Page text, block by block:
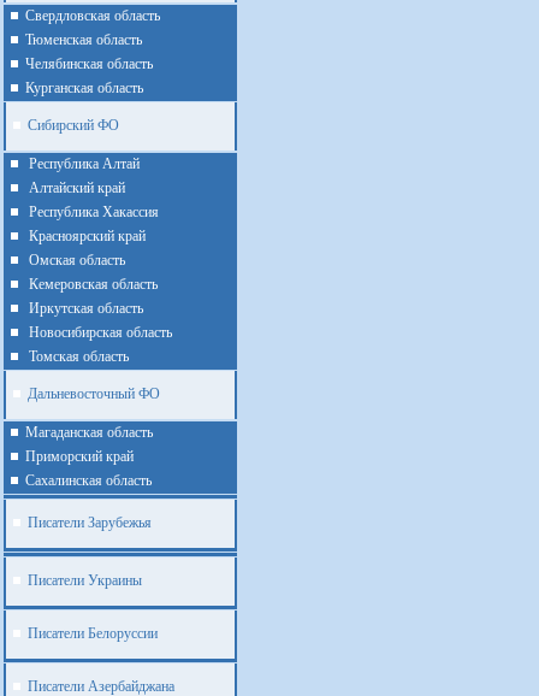
Cвердловская область
Тюменская область
Челябинская область
Курганская область
Сибирский ФО
Республика Алтай
Алтайcкий край
Республика Хакассия
Красноярский край
Омская область
Кемеровская область
Иркутская область
Новосибирская область
Томская область
Дальневосточный ФО
Магаданская область
Приморский край
Cахалинская область
Писатели Зарубежья
Писатели Украины
Писатели Белоруссии
Писатели Азербайджана